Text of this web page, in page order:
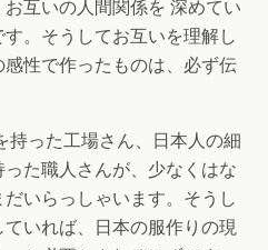
互いの人間関係を 深めてい
。そうしてお互いを理解し
性で作ったものは、必ず伝
持った工場さん、日本人の細
た職人さんが、少なくはな
いらっしゃいます。そうし
いれば、日本の服作りの現